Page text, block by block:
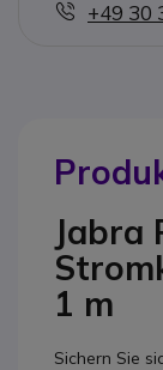
+49 30
Jabra
1 m
Sichern Sie